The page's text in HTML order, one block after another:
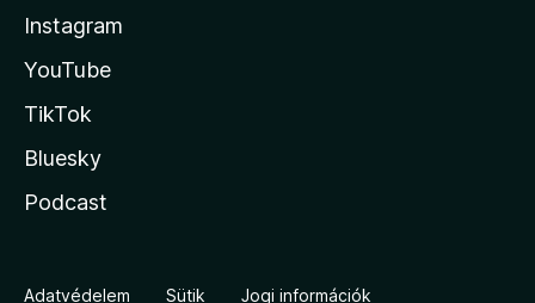
Instagram
YouTube
TikTok
Bluesky
Podcast
Adatvédelem Sütik Jogi információk